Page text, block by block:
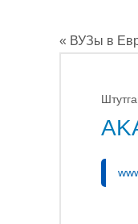
« ВУЗы в